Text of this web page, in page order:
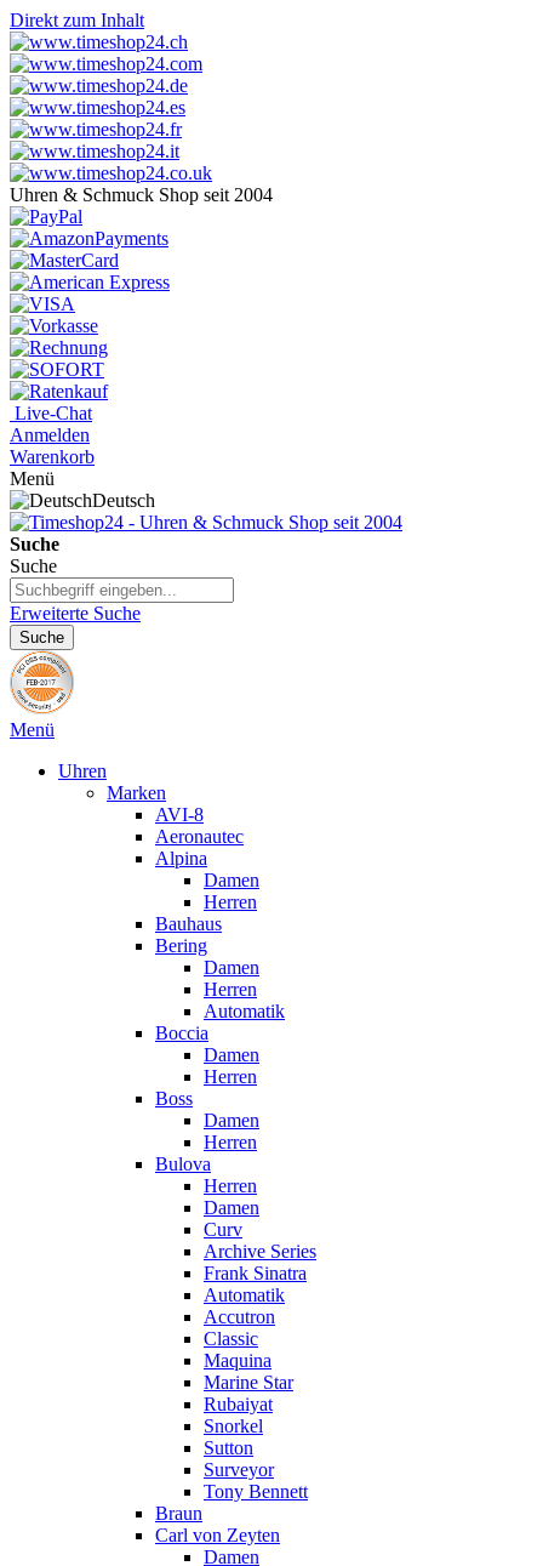
Direkt zum Inhalt
Uhren & Schmuck Shop seit 2004
Live-Chat
Anmelden
Warenkorb
Menü
Deutsch
Suche
Suche
Erweiterte Suche
Suche
Menü
Uhren
Marken
AVI-8
Aeronautec
Alpina
Damen
Herren
Bauhaus
Bering
Damen
Herren
Automatik
Boccia
Damen
Herren
Boss
Damen
Herren
Bulova
Herren
Damen
Curv
Archive Series
Frank Sinatra
Automatik
Accutron
Classic
Maquina
Marine Star
Rubaiyat
Snorkel
Sutton
Surveyor
Tony Bennett
Braun
Carl von Zeyten
Damen